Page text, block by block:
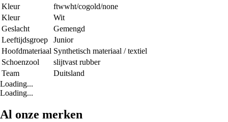
Kleur
ftwwht/cogold/none
Kleur
Wit
Geslacht
Gemengd
Leeftijdsgroep
Junior
Hoofdmateriaal Synthetisch materiaal / textiel
Schoenzool
slijtvast rubber
Team
Duitsland
Loading...
Loading...
Al onze merken